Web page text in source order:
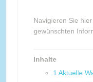
Navigieren Sie
gewünschten
Inhalte
1 Aktuelle